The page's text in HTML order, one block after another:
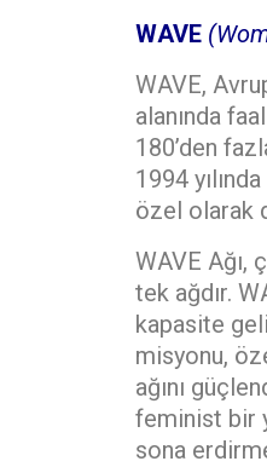
WAVE
WAVE,
alanında
180’den
1994
özel olarak
WAVE Ağı,
tek ağdır.
kapasite
misyonu,
ağını
feminist bir
sona